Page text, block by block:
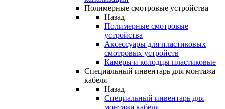
Полимерные смотровые устройства
Назад
Полимерные смотровые
устройства
Аксессуары для пластиковых
смотровых устройств
Камеры и колодцы пластиковые
Специальный инвентарь для монтажа
кабеля
Назад
Специальный инвентарь для
монтажа кабеля